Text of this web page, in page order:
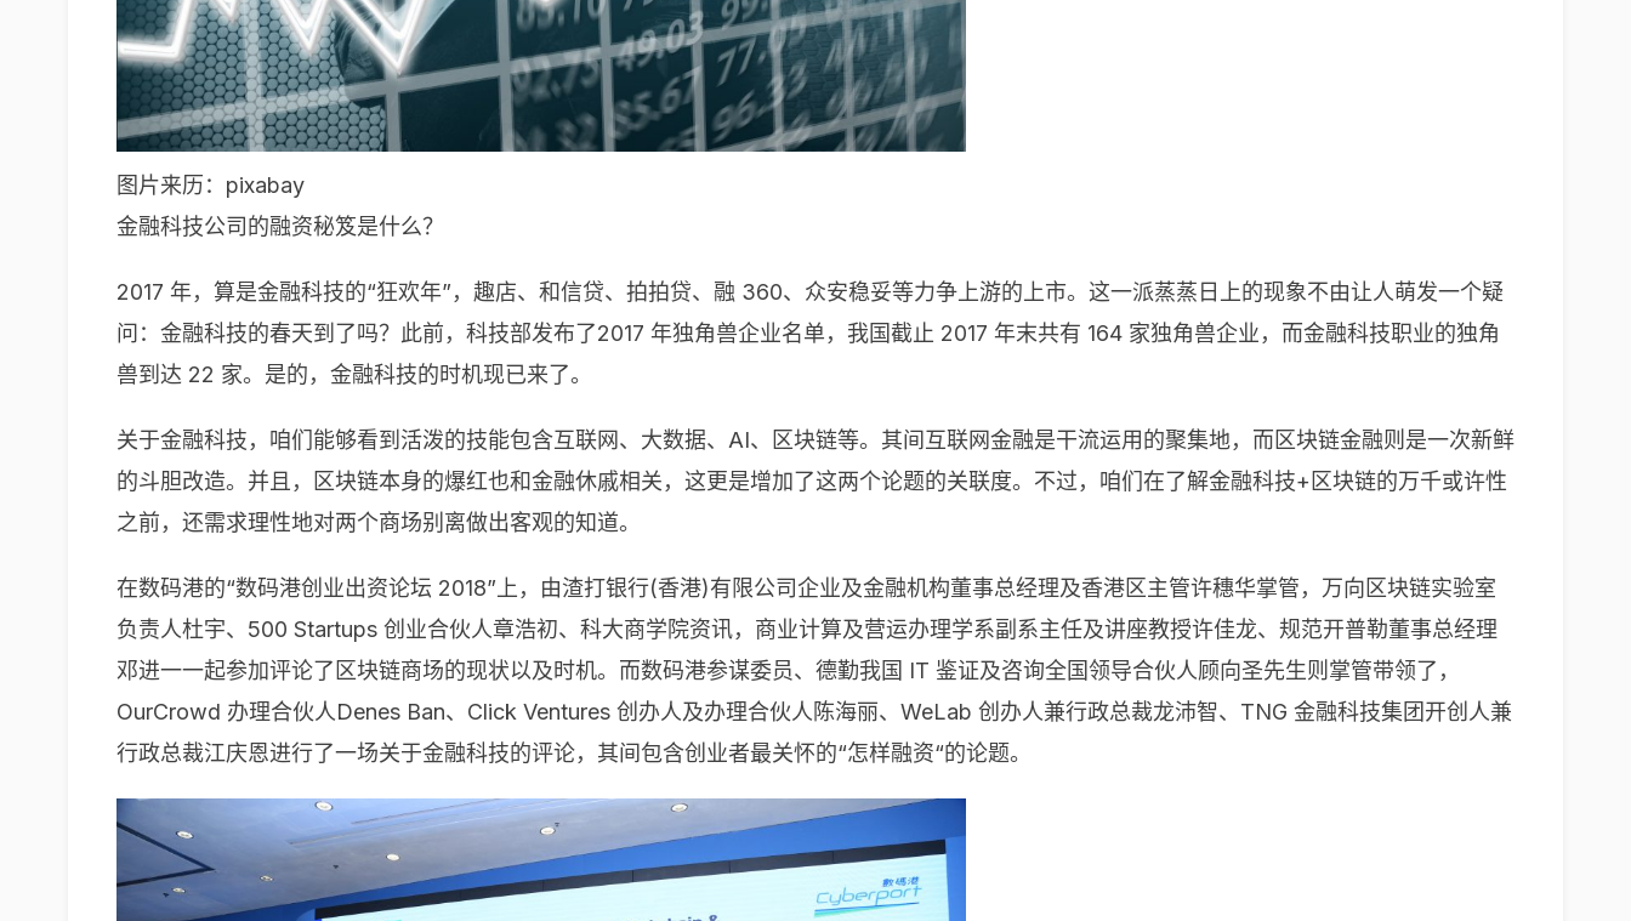
图片来历：pixabay
金融科技公司的融资秘笈是什么？
2017 年，算是金融科技的“狂欢年”，趣店、和信贷、拍拍贷、融 360、众安稳妥等力争上游的上市。这一派蒸蒸日上的现象不由让人萌发一个疑
问：金融科技的春天到了吗？此前，科技部发布了2017 年独角兽企业名单，我国截止 2017 年末共有 164 家独角兽企业，而金融科技职业的独角
兽到达 22 家。是的，金融科技的时机现已来了。
关于金融科技，咱们能够看到活泼的技能包含互联网、大数据、AI、区块链等。其间互联网金融是干流运用的聚集地，而区块链金融则是一次新鲜
的斗胆改造。并且，区块链本身的爆红也和金融休戚相关，这更是增加了这两个论题的关联度。不过，咱们在了解金融科技+区块链的万千或许性
之前，还需求理性地对两个商场别离做出客观的知道。
在数码港的“数码港创业出资论坛 2018”上，由渣打银行(香港)有限公司企业及金融机构董事总经理及香港区主管许穗华掌管，万向区块链实验室
负责人杜宇、500 Startups 创业合伙人章浩初、科大商学院资讯，商业计算及营运办理学系副系主任及讲座教授许佳龙、规范开普勒董事总经理
邓进一一起参加评论了区块链商场的现状以及时机。而数码港参谋委员、德勤我国 IT 鉴证及咨询全国领导合伙人顾向圣先生则掌管带领了，
OurCrowd 办理合伙人Denes Ban、Click Ventures 创办人及办理合伙人陈海丽、WeLab 创办人兼行政总裁龙沛智、TNG 金融科技集团开创人兼
行政总裁江庆恩进行了一场关于金融科技的评论，其间包含创业者最关怀的“怎样融资“的论题。